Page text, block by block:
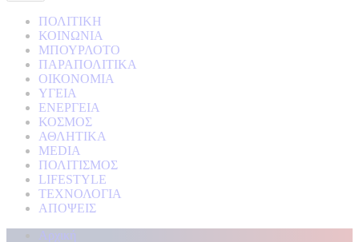
ΠΟΛΙΤΙΚΗ
ΚΟΙΝΩΝΙΑ
ΜΠΟΥΡΛΟΤΟ
ΠΑΡΑΠΟΛΙΤΙΚΑ
ΟΙΚΟΝΟΜΙΑ
ΥΓΕΙΑ
ΕΝΕΡΓΕΙΑ
ΚΟΣΜΟΣ
ΑΘΛΗΤΙΚΑ
MEDIA
ΠΟΛΙΤΙΣΜΟΣ
LIFESTYLE
ΤΕΧΝΟΛΟΓΙΑ
ΑΠΟΨΕΙΣ
Αρχική